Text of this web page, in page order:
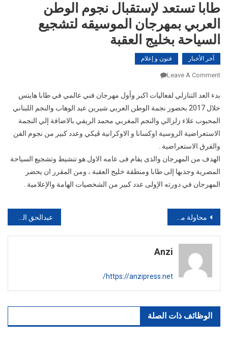
طابا تستعد لإستقبال نجوم الوطن
العربي بمهرجان الموسيقه لتشجيع
السياحة بخليج العقبة‎
آخر الأخبار فنون و إعلام
Leave A Comment
تستعد
لإستقبال
نجوم
الوطن
بمهرجان
الموسيقه
لتشجيع
بدء العد التنازلي لفعاليات اكبر وأول مهرجان فني عالمي في طابا هايتس
خلال 2017 بحضور نجمة الوطن العربي شيرين عبد الوهاب والنجم اللبناني
المحبوب علاء زلزالي والنجم المغربي محمد الريفي بالاضافة إلي النجمة
الاستعراضية الروسية اوكسانا و الاوكرانية ڤيكي وعدد كبير من نجوم الفن
والفرق الاستعراضية .
الهدف من المهرجان والذى يقام فى عامه الاول هو تنشيط وتشجيع السياحة
المصرية وجذبها إلى طابا ومنطقة خليج العقبة ، ومن المقرر ان يحضر
المهرجان في دورته الإولى عدد كبير من الشخصيات الهامة والإعلامية .
تصفّح
المقالات
محاولة منع ومصادرة العلم الأمازيغي بأكاديرخلال حفل “ميس أمازيغ” ‎ “2017
Anzi
https://anzipress.net/
الوظائف ذات الصلة